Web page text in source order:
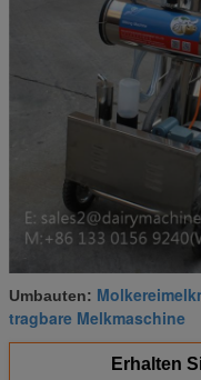
Umbauten:
tragbare Melkmaschine
Erhalten